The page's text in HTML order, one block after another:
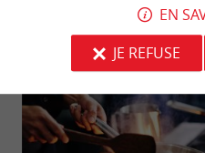
NOUS AVONS
EN
JE REFUSE